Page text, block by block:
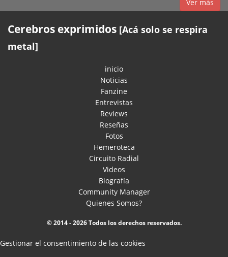
Ver más
Cerebros exprimidos [Acá solo se respira
metal]
inicio
Noticias
Fanzine
Entrevistas
Reviews
Reseñas
Fotos
Hemeroteca
Circuito Radial
Videos
Biografía
Community Manager
Quienes Somos?
© 2014 - 2026 Todos los derechos reservados.
Gestionar el consentimiento de las cookies